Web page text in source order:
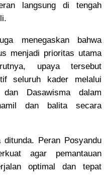
langsung di tengah
menegaskan bahwa
menjadi prioritas utama
upaya tersebut
seluruh kader melalui
Dasawisma dalam
dan balita secara
Peran Posyandu
agar pemantauan
optimal dan tepat